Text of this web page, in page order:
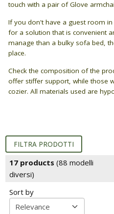
touch with a pair of Glove
If you don't have a guest room
for a solution that is convenient
manage than a bulky sofa bed,
place.
Check the composition of the
offer stiffer support, while those
cozier. All materials used are
FILTRA PRODOTTI
17 products (88 modelli
diversi)
Sort by
Closets
ZONA GIORNO
Wooden sofa beds
Wooden chair-beds
Wooden benches
Tavoli
ARREDO SU MISURA
Pavimentazione tatami
Dividers and Shoji
Japanese prints
Kit Tatami + Futon
SU MISURA
Interior color design & feng shui
Bathroom linen
Camera da letto piccola
DISCIPLINE OLISTICHE